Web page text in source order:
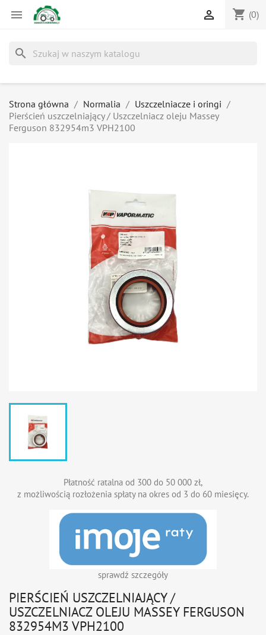
 shopping_cart (0)

search
Strona główna Normalia
Uszczelniacze i oringi
Pierścień uszczelniający / Uszczelniacz oleju Massey
Ferguson 832954m3 VPH2100
Płatność ratalna od 300 do 50 000 zł,
z możliwością rozłożenia spłaty na okres od 3 do 60 miesięcy.
sprawdź szczegóły
PIERŚCIEŃ USZCZELNIAJĄCY /
USZCZELNIACZ OLEJU MASSEY FERGUSON
832954M3 VPH2100